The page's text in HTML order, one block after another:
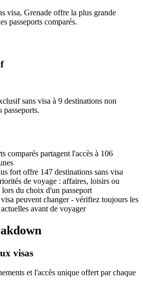
visa, Grenade offre la plus grande
passeports comparés.
sans visa à 9 destinations non
passeports.
comparés partagent l'accès à 106
fort offre 147 destinations sans visa
de voyage : affaires, loisirs ou
du choix d'un passeport
peuvent changer - vérifiez toujours les
avant de voyager
visas
et l'accès unique offert par chaque